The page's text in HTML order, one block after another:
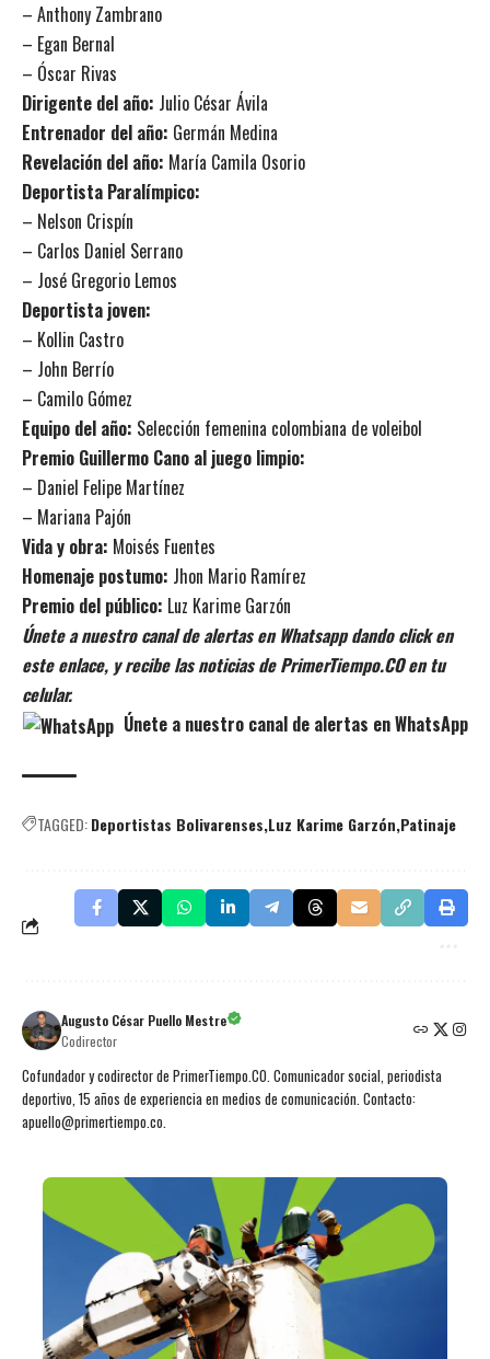
– Anthony Zambrano
– Egan Bernal
– Óscar Rivas
Dirigente del año: Julio César Ávila
Entrenador del año: Germán Medina
Revelación del año: María Camila Osorio
Deportista Paralímpico:
– Nelson Crispín
– Carlos Daniel Serrano
– José Gregorio Lemos
Deportista joven:
– Kollin Castro
– John Berrío
– Camilo Gómez
Equipo del año: Selección femenina colombiana de voleibol
Premio Guillermo Cano al juego limpio:
– Daniel Felipe Martínez
– Mariana Pajón
Vida y obra: Moisés Fuentes
Homenaje postumo: Jhon Mario Ramírez
Premio del público: Luz Karime Garzón
Únete a nuestro canal de alertas en Whatsapp dando click en
este enlace, y recibe las noticias de PrimerTiempo.CO en tu
celular.
Únete a nuestro canal de alertas en WhatsApp
TAGGED:Deportistas Bolivarenses Luz Karime Garzón Patinaje
Augusto César Puello Mestre
Codirector
Cofundador y codirector de PrimerTiempo.CO. Comunicador social, periodista
deportivo, 15 años de experiencia en medios de comunicación. Contacto:
apuello@primertiempo.co.